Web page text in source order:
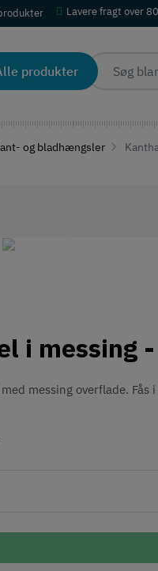
Lavere fragt over
produkter
og bladhængsler
i messing
messing overflade. Fås